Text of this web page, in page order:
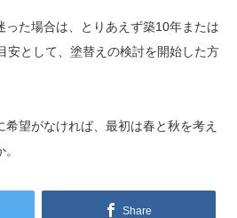
った場合は、とりあえず築10年または
安として、塗替えの検討を開始した方
希望がなければ、最初は春と秋を考え
Share